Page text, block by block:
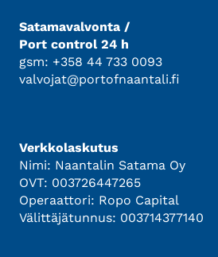
Satamavalvonta /
Port control 24 h
gsm: +358 44 733 0093
valvojat@portofnaantali.fi
Verkkolaskutus
Nimi: Naantalin Satama Oy
OVT: 003726447265
Operaattori: Ropo Capital
Välittäjätunnus: 003714377140